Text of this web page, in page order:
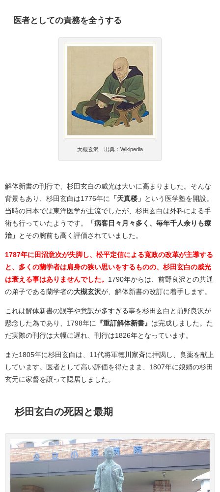
医者としての責務を全うする
大槻玄沢 出典：Wikipedia
解体新書の刊行で、杉田玄白の威光は大いに高まりました。そんな
背景もあり、杉田玄白は1776年に
「天真楼」
という医学塾を開設。
当時の日本では東洋医学が主流でしたが、杉田玄白は外科による手
術も行っていたようです。
「病客日々月々多く、毎年千人余りも療
治」
とその腕前も高く評価されていました。
1787年に田沼意次が失脚し、松平定信による寛政の改革が主導する
と、多くの蘭学者は肩身の狭い思いをするものの、杉田玄白の威光
は衰える事はありませんでした。 1790年からは、前野良沢との共通
の弟子である蘭学者の大槻玄沢が、解体新書の改訂に着手します。
これは解体新書の誤字や意訳が多すぎる事を杉田玄白と前野良沢が
懸念した為であり、1798年に
『重訂解体新書』 は完成しました。た
だ実際の刊行は大幅に遅れ、刊行は1826年となっています。
また1805年に杉田玄白は、11代将軍徳川家斉に拝謁し、良薬を献上
しています。医者として高い評価を得たまま、1807年に娘婿の杉田
玄元に家督を譲って隠居しました。
杉田玄白の死因と最期